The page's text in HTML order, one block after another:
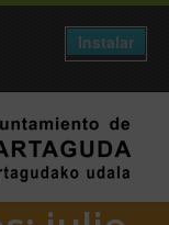
Instalar